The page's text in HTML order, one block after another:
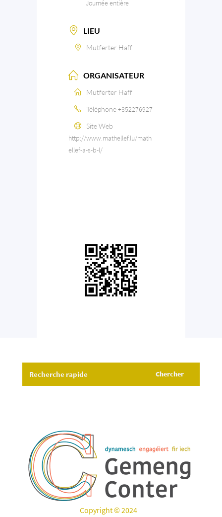
Journée entière
LIEU
Mutferter Haff
ORGANISATEUR
Mutferter Haff
Téléphone+352276927
Site Web
http://www.mathellef.lu/math
ellef-a-s-b-l/
Copyright © 2024